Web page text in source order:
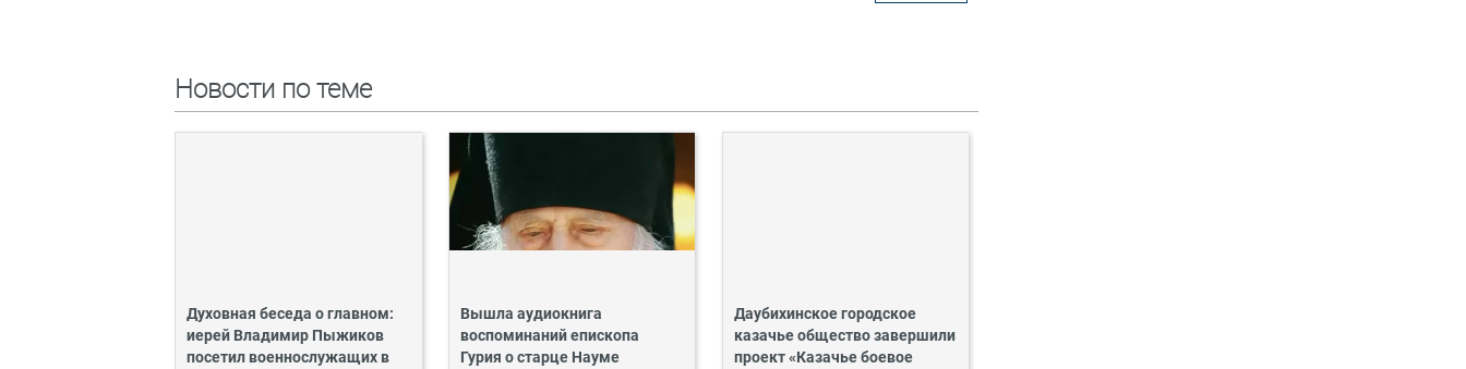
Новости по теме
Духовная беседа о главном:
иерей Владимир Пыжиков
посетил военнослужащих в
Вышла аудиокнига
воспоминаний епископа
Гурия о старце Науме
Даубихинское городское
казачье общество завершили
проект «Казачье боевое